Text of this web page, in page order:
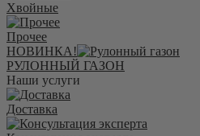
Хвойные
Прочее
НОВИНКА!
РУЛОННЫЙ ГАЗОН
Наши услуги
Доставка